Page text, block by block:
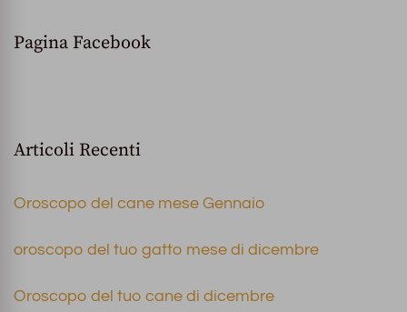
Pagina Facebook
Articoli Recenti
Oroscopo del cane mese Gennaio
oroscopo del tuo gatto mese di dicembre
Oroscopo del tuo cane di dicembre